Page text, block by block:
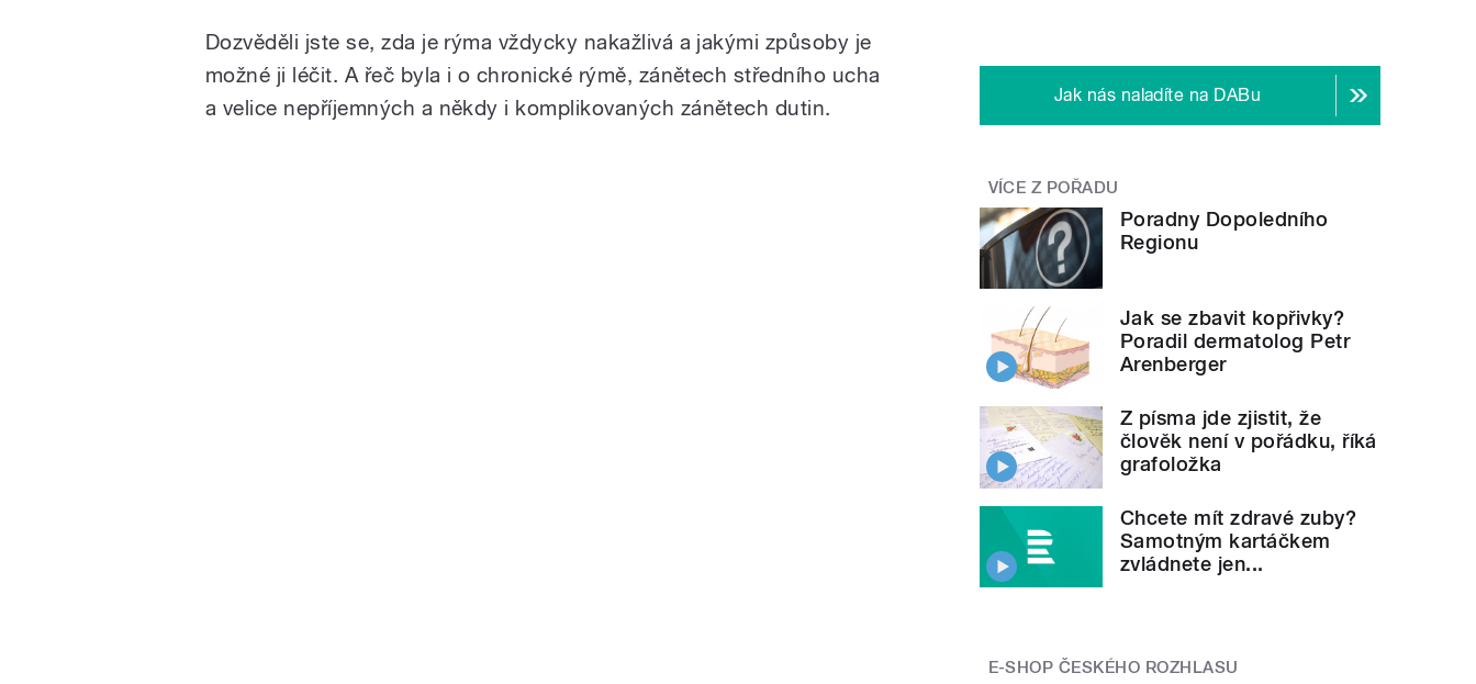
Dozvěděli jste se, zda je rýma vždycky nakažlivá a jakými způsoby je
možné ji léčit. A řeč byla i o chronické rýmě, zánětech středního ucha
a velice nepříjemných a někdy i komplikovaných zánětech dutin.
Jak nás naladíte na DABu
VÍCE Z POŘADU
Poradny Dopoledního
Regionu
Jak se zbavit kopřivky?
Poradil dermatolog Petr
Arenberger
Z písma jde zjistit, že
člověk není v pořádku, říká
grafoložka
Chcete mít zdravé zuby?
Samotným kartáčkem
zvládnete jen...
E-SHOP ČESKÉHO ROZHLASU